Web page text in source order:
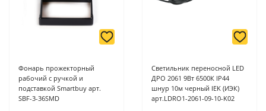
Фонарь прожекторный
рабочий с ручкой и
подставкой Smartbuy арт.
SBF-3-36SMD
Светильник переносной LED
ДРО 2061 9Вт 6500К IP44
шнур 10м черный IEK (ИЭК)
арт.LDRO1-2061-09-10-K02